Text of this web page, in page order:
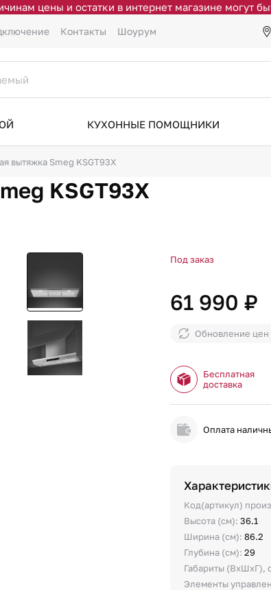
цены и остатки в интернет магазине могут
Контакты Шоурум
КУХОННЫЕ ПОМОЩНИКИ
вытяжка Smeg KSGT93X
KSGT93X
Под заказ
61 990 ₽
Обновление цен
Бесплатная
доставка
Оплата
Код(артикул)
Высота (см):36.1
Ширина (см):86.2
Глубина (см):29
Габариты (ВхШхГ),
Элементы